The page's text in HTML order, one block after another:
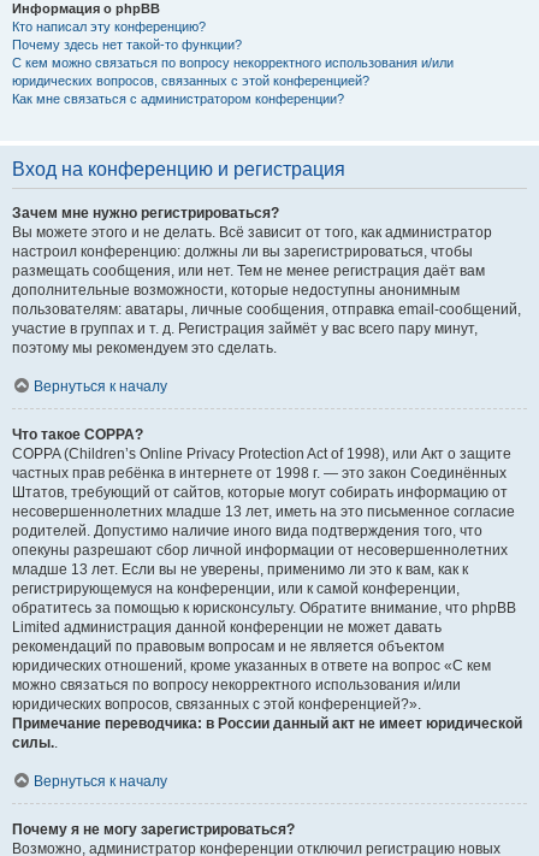
Информация о phpBB
Кто написал эту конференцию?
Почему здесь нет такой-то функции?
С кем можно связаться по вопросу некорректного использования и/или
юридических вопросов, связанных с этой конференцией?
Как мне связаться с администратором конференции?
Вход на конференцию и регистрация
Зачем мне нужно регистрироваться?
Вы можете этого и не делать. Всё зависит от того, как администратор
настроил конференцию: должны ли вы зарегистрироваться, чтобы
размещать сообщения, или нет. Тем не менее регистрация даёт вам
дополнительные возможности, которые недоступны анонимным
пользователям: аватары, личные сообщения, отправка email-сообщений,
участие в группах и т. д. Регистрация займёт у вас всего пару минут,
поэтому мы рекомендуем это сделать.
Вернуться к началу
Что такое COPPA?
COPPA (Children’s Online Privacy Protection Act of 1998), или Акт о защите
частных прав ребёнка в интернете от 1998 г. — это закон Соединённых
Штатов, требующий от сайтов, которые могут собирать информацию от
несовершеннолетних младше 13 лет, иметь на это письменное согласие
родителей. Допустимо наличие иного вида подтверждения того, что
опекуны разрешают сбор личной информации от несовершеннолетних
младше 13 лет. Если вы не уверены, применимо ли это к вам, как к
регистрирующемуся на конференции, или к самой конференции,
обратитесь за помощью к юрисконсульту. Обратите внимание, что phpBB
Limited администрация данной конференции не может давать
рекомендаций по правовым вопросам и не является объектом
юридических отношений, кроме указанных в ответе на вопрос «С кем
можно связаться по вопросу некорректного использования и/или
юридических вопросов, связанных с этой конференцией?».
Примечание переводчика: в России данный акт не имеет юридической
силы..
Вернуться к началу
Почему я не могу зарегистрироваться?
Возможно, администратор конференции отключил регистрацию новых